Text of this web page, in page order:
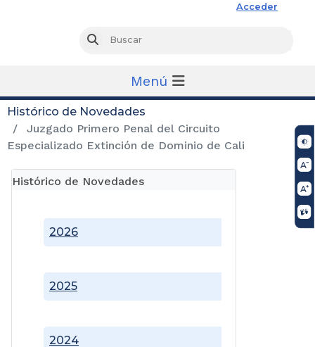
Acceder
Buscar
Menú
Histórico de Novedades
Juzgado Primero Penal del Circuito
Especializado Extinción de Dominio de Cali
Histórico de Novedades
2024
2025
2026